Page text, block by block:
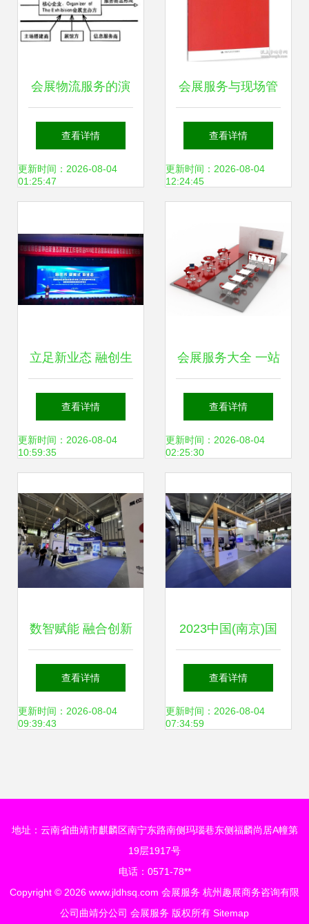
会展物流服务的演
变与创新 提升体验
价值的关键
查看详情
更新时间：2026-08-04
01:25:47
会展服务与现场管
理 新华书店的全流
程专业实践
查看详情
更新时间：2026-08-04
12:24:45
立足新业态 融创生
态圈——中国教育
后勤协会新业态及
2018年年会暨高校
后勤服务新业态博
幕
查看详情
更新时间：2026-08-04
10:59:35
会展服务大全 一站
式解决方案与高质
量下载资源
查看详情
更新时间：2026-08-04
02:25:30
数智赋能 融合创新
——2023中国（南
京）软博会引领软
查看详情
更新时间：2026-08-04
09:39:43
2023中国(南京)国
际软件产品和信息
服务交易博览会 驱
查看详情
更新时间：2026-08-04
07:34:59
地址：云南省曲靖市麒麟区南宁东路南侧玛瑙巷东侧福麟尚居A幢第
19层1917号
电话：0571-78**
Copyright © 2026 www.jldhsq.com 会展服务 杭州趣展商务咨询有限
公司曲靖分公司 会展服务 版权所有 Sitemap